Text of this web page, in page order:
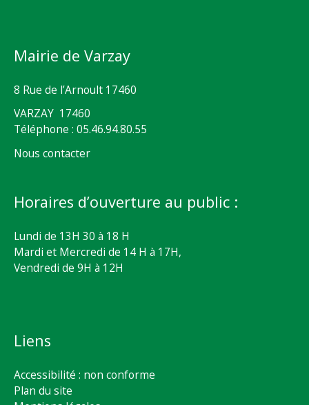
Mairie de Varzay
8 Rue de l’Arnoult 17460
VARZAY 17460
Téléphone : 05.46.94.80.55
Nous contacter
Horaires d’ouverture au public :
Lundi de 13H 30 à 18 H
Mardi et Mercredi de 14 H à 17H,
Vendredi de 9H à 12H
Liens
Accessibilité : non conforme
Plan du site